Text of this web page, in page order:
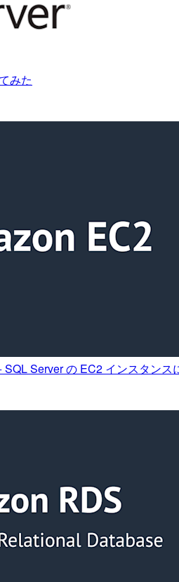
みた
Server の EC2 インスタン